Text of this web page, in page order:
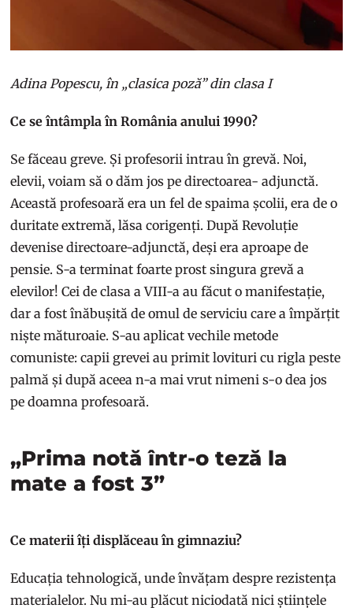
Adina Popescu, în „clasica poză” din clasa I
Ce se întâmpla în România anului 1990?
Se făceau greve. Și profesorii intrau în grevă. Noi,
elevii, voiam să o dăm jos pe directoarea- adjunctă.
Această profesoară era un fel de spaima școlii, era de o
duritate extremă, lăsa corigenți. După Revoluție
devenise directoare-adjunctă, deși era aproape de
pensie. S-a terminat foarte prost singura grevă a
elevilor! Cei de clasa a VIII-a au făcut o manifestație,
dar a fost înăbușită de omul de serviciu care a împărțit
niște măturoaie. S-au aplicat vechile metode
comuniste: capii grevei au primit lovituri cu rigla peste
palmă și după aceea n-a mai vrut nimeni s-o dea jos
pe doamna profesoară.
„Prima notă într-o teză la
mate a fost 3”
Ce materii îți displăceau în gimnaziu?
Educația tehnologică, unde învățam despre rezistența
materialelor. Nu mi-au plăcut niciodată nici științele